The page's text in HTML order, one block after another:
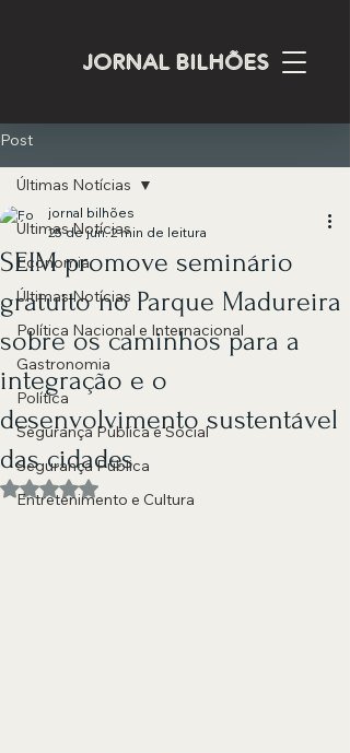
JORNAL BILHÕES
Post
Últimas Notícias
Economia
Últimas Notícias
Política Nacional e Internacional
Gastronomia
Política
Segurança Pública e Social
Segurança Pública
Entretenimento e Cultura
Últimas Notícias
SEIM promove seminário
gratuito no Parque Madureira
sobre os caminhos para a
integração e o
desenvolvimento sustentável
das cidades
jornal bilhões
25 de jun.2 min de leitura
Avaliado com NaN de 5 estrelas.